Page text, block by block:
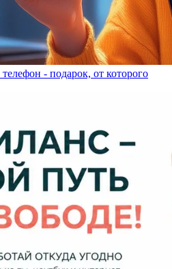
- подарок, от которого